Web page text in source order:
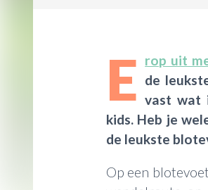
E rop uit
de
vast wat
kids. Heb je
de leukste
Op een